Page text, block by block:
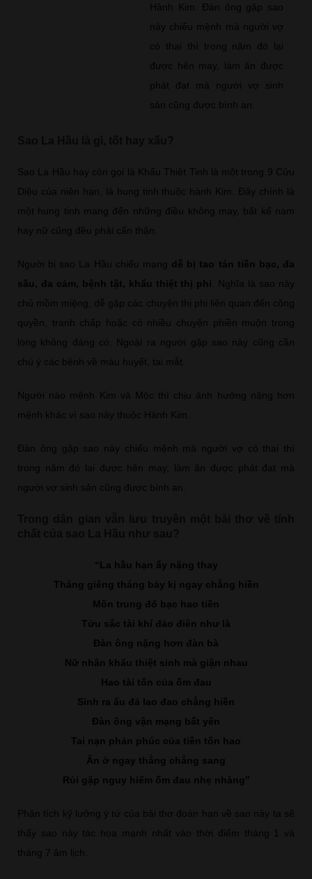
Hành Kim. Đàn ông gặp sao
này chiếu mệnh mà người vợ
có thai thì trong năm đó lại
được hên may, làm ăn được
phát đạt mà người vợ sinh
sản cũng được bình an.
Sao La Hầu hay còn gọi là Khẩu Thiệt Tinh là một trong 9 Cửu
Diệu của niên hạn, là hung tinh thuộc hành Kim. Đây chính là
một hung tinh mang đến những điều không may, bất kể nam
hay nữ cũng đều phải cẩn thận.
Người bị sao La Hầu chiếu mạng dễ bị tao tán tiền bạc, đa
sầu, đa cảm, bệnh tật, khẩu thiệt thị phi
. Nghĩa là sao này
chủ mồm miệng, dễ gặp các chuyện thị phi liên quan đến công
quyền, tranh chấp hoặc có nhiều chuyện phiền muộn trong
lòng không đáng có. Ngoài ra người gặp sao này cũng cần
chú ý các bệnh về máu huyết, tai mắt.
Người nào mệnh Kim và Mộc thì chịu ảnh hưởng nặng hơn
mệnh khác vì sao này thuộc Hành Kim.
Đàn ông gặp sao này chiếu mệnh mà người vợ có thai thì
trong năm đó lại được hên may, làm ăn được phát đạt mà
người vợ sinh sản cũng được bình an.
“La hầu hạn ấy nặng thay
Tháng giêng tháng bảy kị ngay chẳng hiền
Môn trung đổ bạc hao tiền
Tửu sắc tài khí đảo điên như là
Đàn ông nặng hơn đàn bà
Nữ nhân khẩu thiệt sinh mà giận nhau
Hao tài tốn của ốm đau
Sinh ra ẩu đả lao đao chẳng hiền
Đàn ông vận mạng bất yên
Tai nạn phản phúc của tiền tốn hao
Ăn ở ngay thẳng chẳng sang
Rủi gặp nguy hiểm ốm đau nhẹ nhàng”
Phân tích kỹ lưỡng ý tứ của bài thơ đoán hạn về sao này ta sẽ
thấy sao này tác họa mạnh nhất vào thời điểm tháng 1 và
tháng 7 âm lịch.